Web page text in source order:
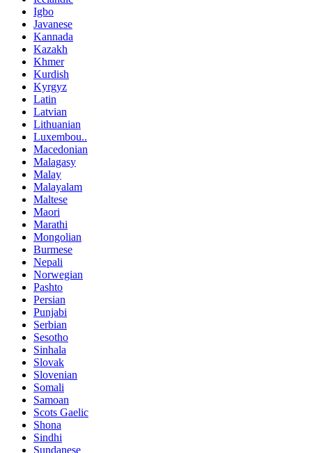
Igbo
Javanese
Kannada
Kazakh
Khmer
Kurdish
Kyrgyz
Latin
Latvian
Lithuanian
Luxembou..
Macedonian
Malagasy
Malay
Malayalam
Maltese
Maori
Marathi
Mongolian
Burmese
Nepali
Norwegian
Pashto
Persian
Punjabi
Serbian
Sesotho
Sinhala
Slovak
Slovenian
Somali
Samoan
Scots Gaelic
Shona
Sindhi
Sundanese